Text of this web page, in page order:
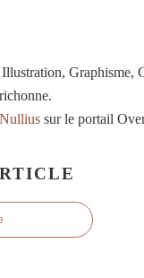
Graphisme,
sur le portail